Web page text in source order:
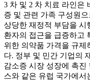
3 차 및 2 차 치료 라인은
증 및 관련 가족 구성원
상당한 재정적 부담을 시
환자의 접근을 급증하고
위한 의약품 가격을 규제
다. 정부 및 민간 기업의
감소증 시장 성장에 촉진
스와 같은 유럽 국가에서